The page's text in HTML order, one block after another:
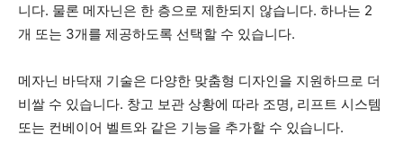
니다. 물론 메자닌은 한 층으로 제한되지 않습니다. 하나는 2
개 또는 3개를 제공하도록 선택할 수 있습니다.
메자닌 바닥재 기술은 다양한 맞춤형 디자인을 지원하므로 더
비쌀 수 있습니다. 창고 보관 상황에 따라 조명, 리프트 시스템
또는 컨베이어 벨트와 같은 기능을 추가할 수 있습니다.